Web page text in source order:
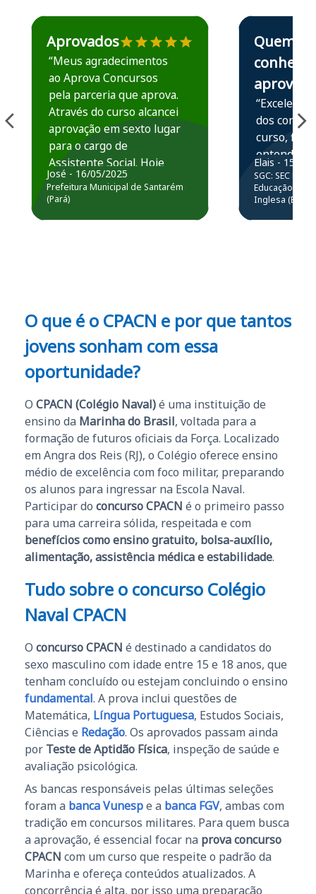
Estudante José recomenda o Aprova Concursos em
Aprovados
“Meus agradecimentos
ao Aprova Concursos
pela parceria que aprova.
Através do curso alcancei
aprovação em sexto lugar
para o cargo de
Assistente Social. Hoje
estou atuando na
Prefeitura de Santarém.
José - 16/05/2025
Prefeitura Municipal de Santarém
(Pará)
Estudante Elais
Quem
conhece,
aprova
“Excelente
dos
curso,
entender e
prática
resolução
questões.”
Elais - 15/07/
SGC: SEC BA
Educação
Inglesa (Edital
O que é o CPACN e por que tantos
jovens sonham com essa
oportunidade?
O CPACN (Colégio Naval)é uma instituição de
ensino da Marinha do Brasil, voltada para a
formação de futuros oficiais da Força. Localizado
em Angra dos Reis (RJ), o Colégio oferece ensino
médio de excelência com foco militar, preparando
os alunos para ingressar na Escola Naval.
Participar do concurso CPACN é o primeiro passo
para uma carreira sólida, respeitada e com
benefícios como ensino gratuito, bolsa-auxílio,
alimentação, assistência médica e estabilidade.
Tudo sobre o concurso Colégio
Naval CPACN
O concurso CPACN é destinado a candidatos do
sexo masculino com idade entre 15 e 18 anos, que
tenham concluído ou estejam concluindo o ensino
fundamental. A prova inclui questões de
Matemática, Língua Portuguesa, Estudos Sociais,
Ciências e Redação. Os aprovados passam ainda
por Teste de Aptidão Física, inspeção de saúde e
avaliação psicológica.
As bancas responsáveis pelas últimas seleções
foram a banca Vunespe a banca FGV, ambas com
tradição em concursos militares. Para quem busca
a aprovação, é essencial focar na prova concurso
CPACN com um curso que respeite o padrão da
Marinha e ofereça conteúdos atualizados. A
concorrência é alta, por isso uma preparação